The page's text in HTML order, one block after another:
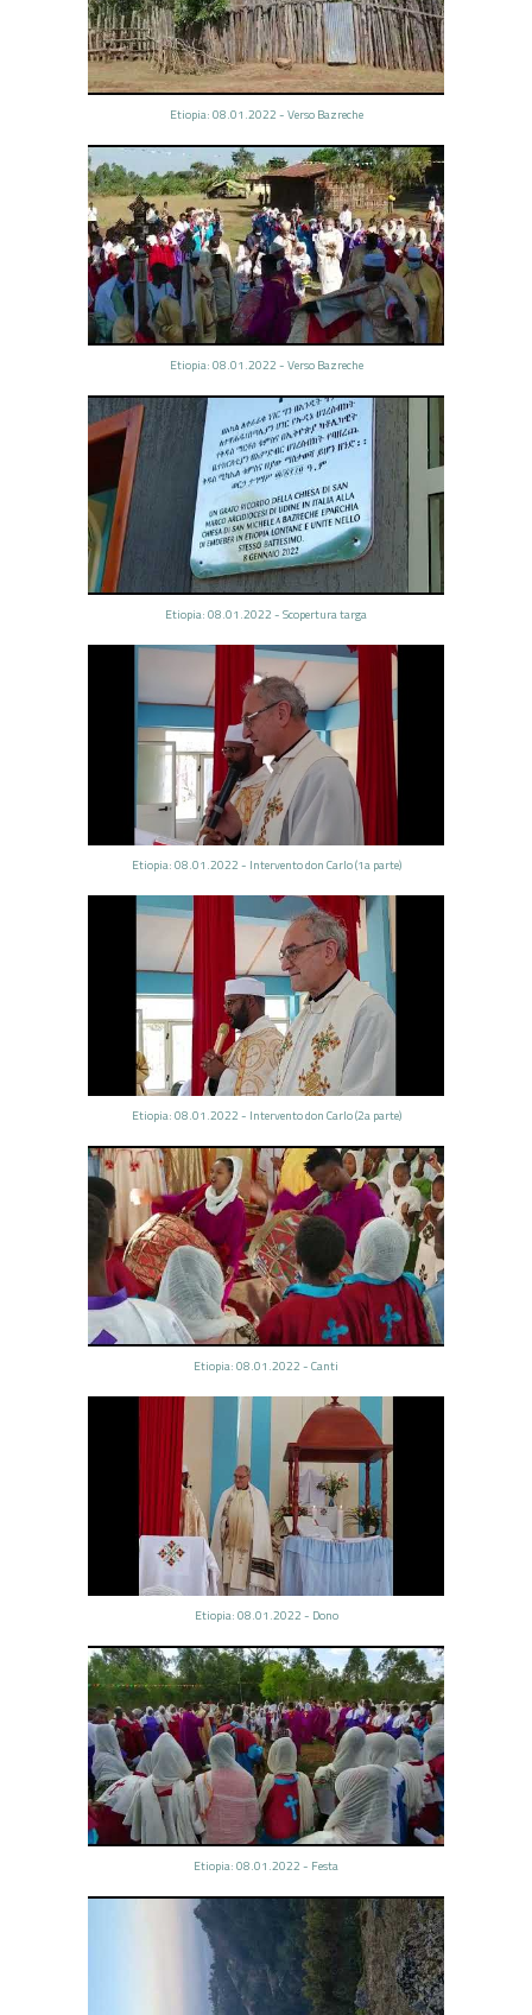
Etiopia: 08.01.2022 - Verso Bazreche
Etiopia: 08.01.2022 - Verso Bazreche
Etiopia: 08.01.2022 - Scopertura targa
Etiopia: 08.01.2022 - Intervento don Carlo (1a parte)
Etiopia: 08.01.2022 - Intervento don Carlo (2a parte)
Etiopia: 08.01.2022 - Canti
Etiopia: 08.01.2022 - Dono
Etiopia: 08.01.2022 - Festa